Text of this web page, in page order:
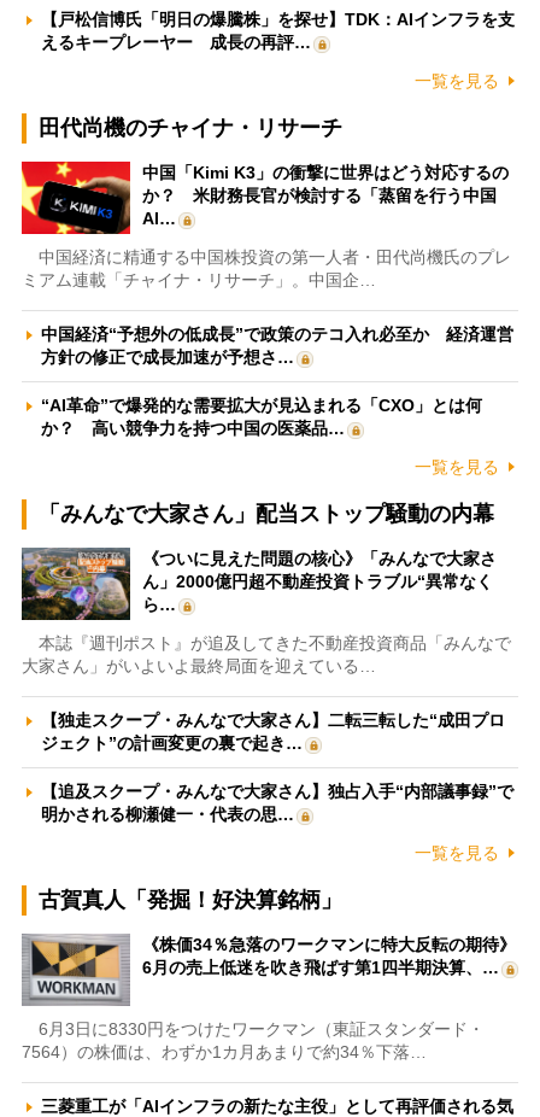
【戸松信博氏「明日の爆騰株」を探せ】TDK：AIインフラを支
えるキープレーヤー 成長の再評…
一覧を見る
田代尚機のチャイナ・リサーチ
中国「Kimi K3」の衝撃に世界はどう対応するの
か？ 米財務長官が検討する「蒸留を行う中国
AI…
中国経済に精通する中国株投資の第一人者・田代尚機氏のプレ
ミアム連載「チャイナ・リサーチ」。中国企…
中国経済“予想外の低成長”で政策のテコ入れ必至か 経済運営
方針の修正で成長加速が予想さ…
“AI革命”で爆発的な需要拡大が見込まれる「CXO」とは何
か？ 高い競争力を持つ中国の医薬品…
一覧を見る
「みんなで大家さん」配当ストップ騒動の内幕
《ついに見えた問題の核心》「みんなで大家さ
ん」2000億円超不動産投資トラブル“異常なく
ら…
本誌『週刊ポスト』が追及してきた不動産投資商品「みんなで
大家さん」がいよいよ最終局面を迎えている…
【独走スクープ・みんなで大家さん】二転三転した“成田プロ
ジェクト”の計画変更の裏で起き…
【追及スクープ・みんなで大家さん】独占入手“内部議事録”で
明かされる柳瀬健一・代表の思…
一覧を見る
古賀真人「発掘！好決算銘柄」
《株価34％急落のワークマンに特大反転の期待》
6月の売上低迷を吹き飛ばす第1四半期決算、…
6月3日に8330円をつけたワークマン（東証スタンダード・
7564）の株価は、わずか1カ月あまりで約34％下落…
三菱重工が「AIインフラの新たな主役」として再評価される気